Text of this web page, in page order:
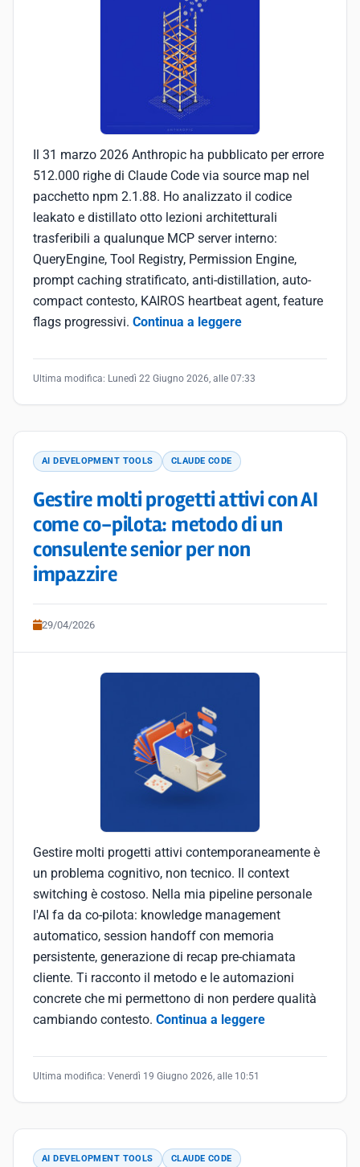
Il 31 marzo 2026 Anthropic ha pubblicato per errore
512.000 righe di Claude Code via source map nel
pacchetto npm 2.1.88. Ho analizzato il codice
leakato e distillato otto lezioni architetturali
trasferibili a qualunque MCP server interno:
QueryEngine, Tool Registry, Permission Engine,
prompt caching stratificato, anti-distillation, auto-
compact contesto, KAIROS heartbeat agent, feature
flags progressivi. Continua a leggere
Ultima modifica: Lunedì 22 Giugno 2026, alle 07:33
AI DEVELOPMENT TOOLS CLAUDE CODE
Gestire molti progetti attivi con AI
come co-pilota: metodo di un
consulente senior per non
impazzire
29/04/2026
Gestire molti progetti attivi contemporaneamente è
un problema cognitivo, non tecnico. Il context
switching è costoso. Nella mia pipeline personale
l'AI fa da co-pilota: knowledge management
automatico, session handoff con memoria
persistente, generazione di recap pre-chiamata
cliente. Ti racconto il metodo e le automazioni
concrete che mi permettono di non perdere qualità
cambiando contesto. Continua a leggere
Ultima modifica: Venerdì 19 Giugno 2026, alle 10:51
AI DEVELOPMENT TOOLS CLAUDE CODE